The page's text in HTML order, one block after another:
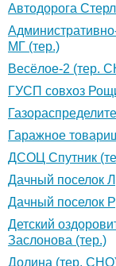
Автодорога
МГ (тер.)
Весёлое-2 (тер.
ГУСП совхоз
Гаражное
ДСОЦ Спутник
Дачный поселок
Дачный поселок
Детский
Заслонова (тер.)
Долина (тер.